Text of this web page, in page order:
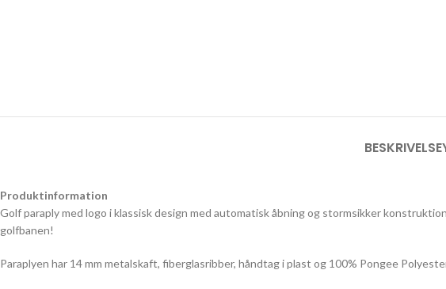
BESKRIVELSE
Produktinformation
Golf paraply med logo i klassisk design med automatisk åbning og stormsikker
golfbanen!
Paraplyen har 14 mm metalskaft, fiberglasribber, håndtag i plast og 100% Pongee